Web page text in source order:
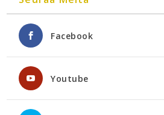
Facebook
Youtube